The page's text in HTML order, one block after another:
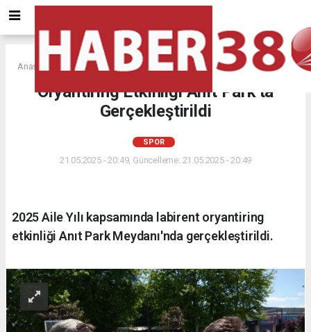
Anasayfa SPOR
Oryantiring Etkinliği Anıt Park'ta
Gerçekleştirildi
SPOR
21.05.2025 - 20:49, Güncelleme: 21.05.2025 - 20:49
2025 Aile Yılı kapsamında labirent oryantiring
etkinliği Anıt Park Meydanı'nda gerçekleştirildi.